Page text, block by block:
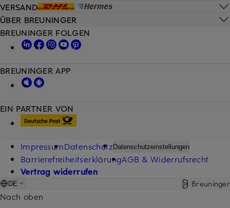
VERSAND
ÜBER BREUNINGER
EIN PARTNER VON
BREUNINGER FOLGEN
BREUNINGER APP
ImpressumDatenschutzDatenschutzeinstellungen
BarrierefreiheitserklärungAGB & Widerrufsrecht
Vertrag widerrufen
DE Breuninger
Nach oben